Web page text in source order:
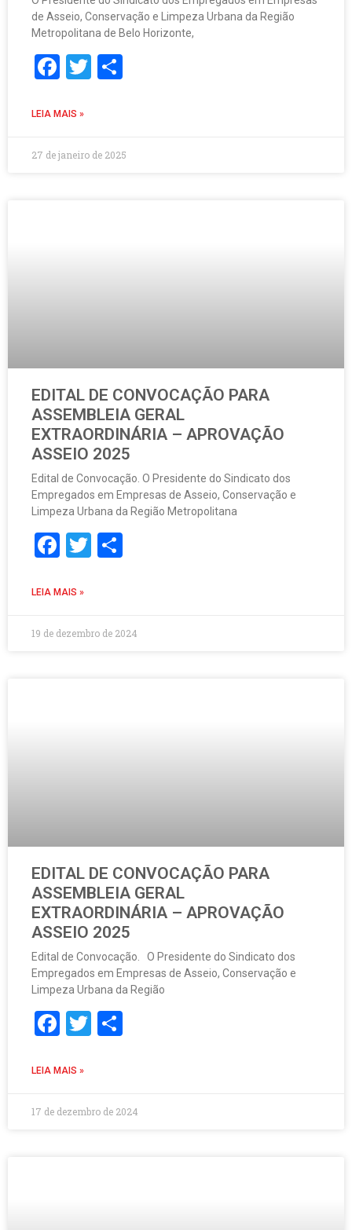
de Asseio, Conservação e Limpeza Urbana da Região
Metropolitana de Belo Horizonte,
Facebook
Twitter
LEIA MAIS »
27 de janeiro de 2025
EDITAL DE CONVOCAÇÃO PARA
ASSEMBLEIA GERAL
EXTRAORDINÁRIA – APROVAÇÃO
ASSEIO 2025
Edital de Convocação. O Presidente do Sindicato dos
Empregados em Empresas de Asseio, Conservação e
Limpeza Urbana da Região Metropolitana
Facebook
Twitter
LEIA MAIS »
19 de dezembro de 2024
EDITAL DE CONVOCAÇÃO PARA
ASSEMBLEIA GERAL
EXTRAORDINÁRIA – APROVAÇÃO
ASSEIO 2025
Edital de Convocação. O Presidente do Sindicato dos
Empregados em Empresas de Asseio, Conservação e
Limpeza Urbana da Região
Facebook
Twitter
LEIA MAIS »
17 de dezembro de 2024